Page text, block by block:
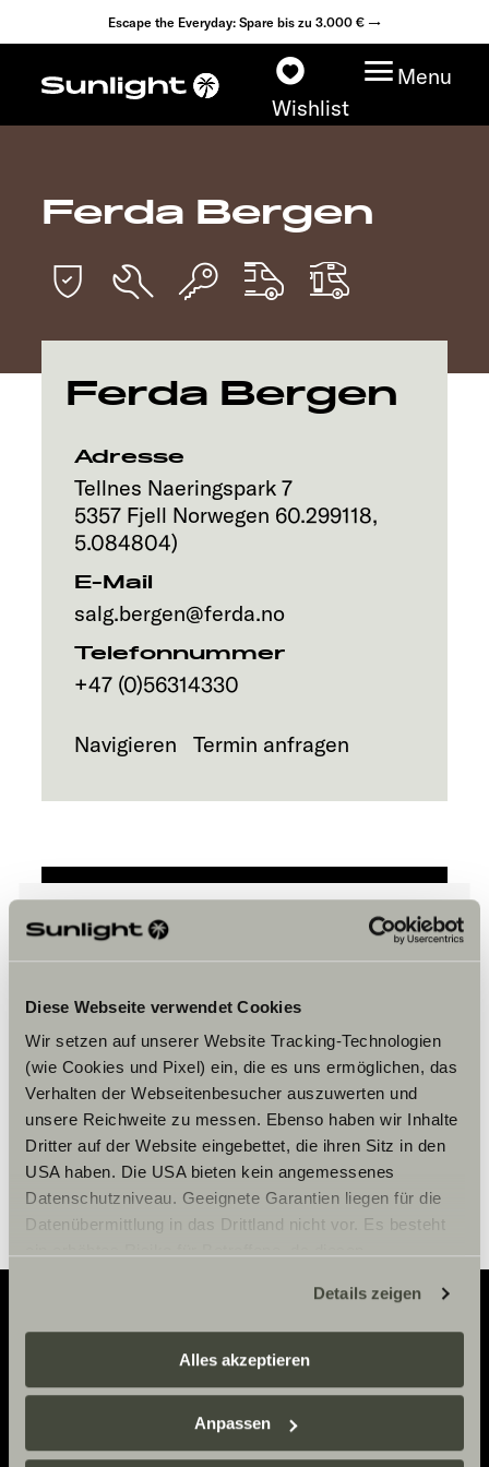
Diese Webseite verwendet Cookies
Wir setzen auf unserer Website Tracking-Technologien
(wie Cookies und Pixel) ein, die es uns ermöglichen, das
Verhalten der Webseitenbesucher auszuwerten und
unsere Reichweite zu messen. Ebenso haben wir Inhalte
Dritter auf der Website eingebettet, die ihren Sitz in den
USA haben. Die USA bieten kein angemessenes
Datenschutzniveau. Geeignete Garantien liegen für die
Datenübermittlung in das Drittland nicht vor. Es besteht
zustehen. Eingesetzte Dienstleister können Daten für
eigene Zwecke verarbeiten und mit anderen Daten
zusammenführen. Weitere Informationen finden Sie hier:
Datenschutzerklärung
einzelne Cookies/Dienste in den Einstellungen aus,
erteilen Sie uns Ihre Einwilligung zur Verarbeitung Ihrer
Details zeigen
Alles akzeptieren
Anpassen
Escape the Everyday: Spare bis zu 3.000 € →
Wishlist
Menu
Modelle
Konfigurator
Fahrzeugfinder
Fahrzeugbörse
Händlersuche
Explore
Service
Ferda Bergen
Ferda Bergen
Adresse
Tellnes Naeringspark 7
5357 Fjell Norwegen 60.299118,
5.084804)
E-Mail
salg.bergen@ferda.no
Telefonnummer
+47 (0)56314330
Navigieren Termin anfragen
Bitte akzeptiere die Marketing-
Cookie-Einstellungen
Adventure
Now.